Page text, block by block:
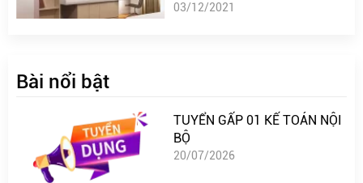
03/12/2021
Bài nổi bật
TUYỂN GẤP 01 KẾ TOÁN NỘI
BỘ
20/07/2026